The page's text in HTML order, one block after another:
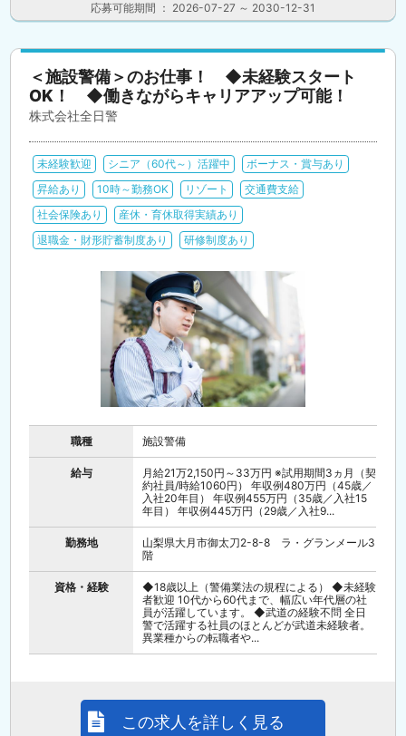
応募可能期間 ： 2026-07-27 ～ 2030-12-31
＜施設警備＞のお仕事！ ◆未経験スタート
OK！ ◆働きながらキャリアアップ可能！
株式会社全日警
未経験歓迎 シニア（60代～）活躍中
ボーナス・賞与あり
昇給あり
10時～勤務OK リゾート
交通費支給
社会保険あり
産休・育休取得実績あり
退職金・財形貯蓄制度あり
研修制度あり
職種 施設警備
給与
月給21万2,150円～33万円 ※試用期間3ヵ月（契
約社員/時給1060円） 年収例480万円（45歳／
入社20年目） 年収例455万円（35歳／入社15
年目） 年収例445万円（29歳／入社9...
勤務地
山梨県大月市御太刀2-8-8 ラ・グランメール3
階
資格・経験
◆18歳以上（警備業法の規程による） ◆未経験
者歓迎 10代から60代まで、幅広い年代層の社
員が活躍しています。 ◆武道の経験不問 全日
警で活躍する社員のほとんどが武道未経験者。
異業種からの転職者や...
この求人を詳しく見る